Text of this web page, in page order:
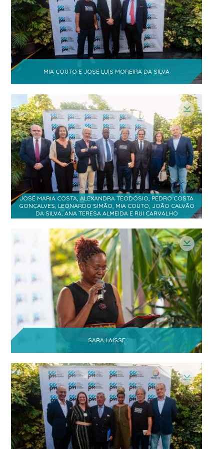
Helena Elsa Pedro- Mestrado em
Estratégias de Investimento e
internacionalização
1
Ana Teresa Almeida
- Técnica
Superior
1
Silvia Silva Dias- Assessora Gabinete
1
Tânia Lambo 1
Stelia Neta- Directora do Gabinete de
Comunicação e R. Institucionais
1
Ercílio Fernandes
- Coordenador de
Comunicação
1
Natercia Caifaz - Técnica 1
ADMA -
Associacao Para
Desenvolvimento
do Meio
Ambiente
Ernesto Pedro- Coordenador 1
Muhamud António Matsinhe-
Especialista de Comunicação & Marketing
1
Joana Tavares
- Directora de
Marketing e Comunicação
1
Eunice Antonieta Nicolau
Ferreira - Comunicação (Analista de
RSC)
José Alexandre Ascenção-
Presidente
1
Eugénio Tobias- Mestre em Física
Médica
1
Renata Dos Santos 1
Nelson Samuel Jorge Francisco-
Agente de Atendimento ao Cliente
1
MIA COUTO E JOSÉ LUÍS MOREIRA DA SILVA
JOSÉ MARIA COSTA, ALEXANDRA TEODÓSIO, PEDRO COSTA
GONÇALVES, LEONARDO SIMÃO, MIA COUTO, JOÃO CALVÃO
DA SILVA, ANA TERESA ALMEIDA E RUI CARVALHO
SARA LAISSE